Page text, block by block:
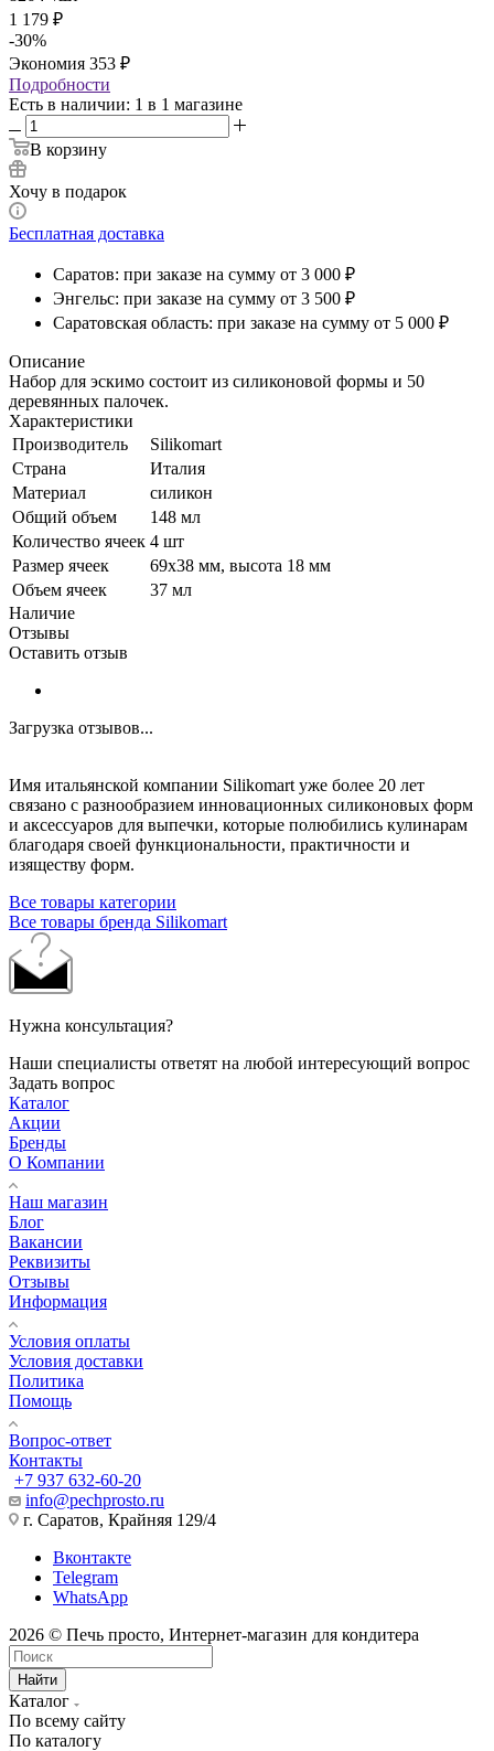
1 179 ₽
-30%
Экономия 353 ₽
Подробности
Есть в наличии: 1 в 1 магазине
В корзину
Хочу в подарок
Бесплатная доставка
Саратов: при заказе на сумму от 3 000 ₽
Энгельс: при заказе на сумму от 3 500 ₽
Саратовская область: при заказе на сумму от 5 000 ₽
Описание
Набор для эскимо состоит из силиконовой формы и 50
деревянных палочек.
Характеристики
Производитель
Silikomart
Страна
Италия
Материал
силикон
Общий объем
148 мл
Количество ячеек 4 шт
Размер ячеек
69х38 мм, высота 18 мм
Объем ячеек
37 мл
Наличие
Отзывы
Оставить отзыв
Загрузка отзывов...
Имя итальянской компании Silikomart уже более 20 лет
связано с разнообразием инновационных силиконовых форм
и аксессуаров для выпечки, которые полюбились кулинарам
благодаря своей функциональности, практичности и
изяществу форм.
Все товары категории
Все товары бренда Silikomart
Нужна консультация?
Наши специалисты ответят на любой интересующий вопрос
Задать вопрос
Каталог
Акции
Бренды
О Компании
Наш магазин
Блог
Вакансии
Реквизиты
Отзывы
Информация
Условия оплаты
Условия доставки
Политика
Помощь
Вопрос-ответ
Контакты
+7 937 632-60-20
info@pechprosto.ru
г. Саратов, Крайняя 129/4
Вконтакте
Telegram
WhatsApp
2026 © Печь просто, Интернет-магазин для кондитера
Найти
Каталог
По всему сайту
По каталогу